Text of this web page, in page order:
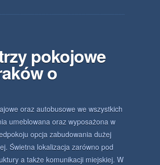
pokojowe
o
oraz autobusowe we wszystkich
umeblowana oraz wyposażona w
opcja zabudowania dużej
Świetna lokalizacja zarówno pod
a także komunikacji miejskiej. W